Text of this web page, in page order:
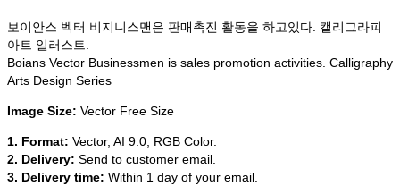
보이안스 벡터 비지니스맨은 판매촉진 활동을 하고있다. 캘리그라피
아트 일러스트.
Boians Vector Businessmen is sales promotion activities. Calligraphy
Arts Design Series
Image Size: Vector Free Size
1. Format: Vector, AI 9.0, RGB Color.
2. Delivery: Send to customer email.
3. Delivery time: Within 1 day of your email.